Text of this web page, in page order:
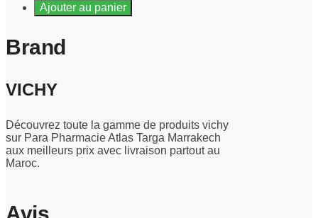
Ajouter au panier
Brand
VICHY
Découvrez toute la gamme de produits vichy
sur Para Pharmacie Atlas Targa Marrakech
aux meilleurs prix avec livraison partout au
Maroc.